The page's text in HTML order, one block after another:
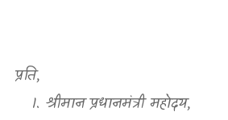
प्रति,
1. श्रीमानप्रधानमंत्री महोदय,